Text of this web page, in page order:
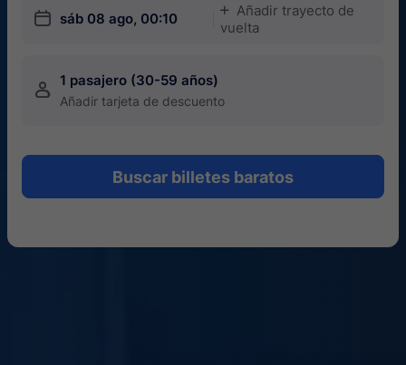
󱎗 sáb 08 ago, 00:10
󱅇
Añadir trayecto de
vuelta
󱍂 1 pasajero (30-59 años)
Añadir tarjeta de descuento
Buscar billetes baratos